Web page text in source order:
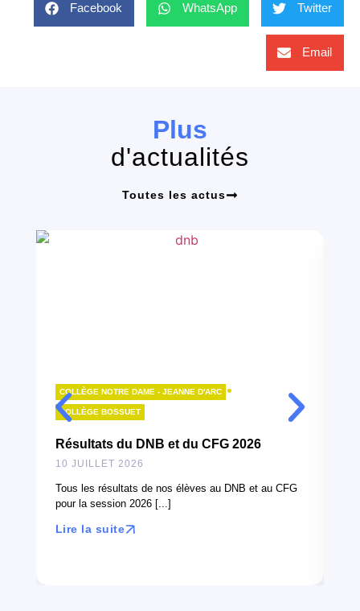
Facebook WhatsApp Twitter
Email
Plus
d'actualités
Toutes les actus
COLLÈGE NOTRE DAME - JEANNE D'ARC •
COLLÈGE BOSSUET
Résultats du DNB et du CFG 2026
10 JUILLET 2026
Tous les résultats de nos élèves au DNB et au CFG
pour la session 2026 [...]
Lire la suite